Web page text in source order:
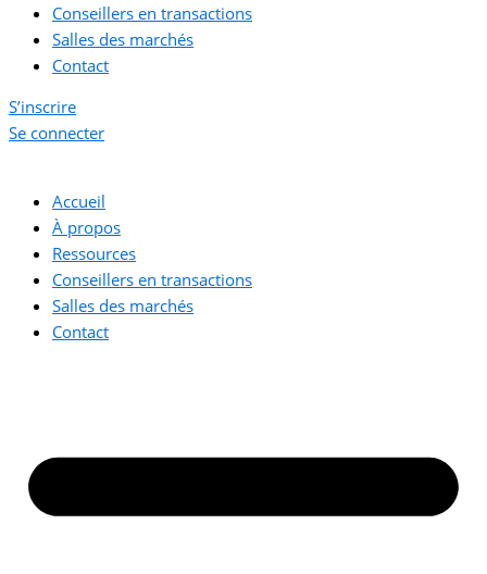
Conseillers en transactions
Salles des marchés
Contact
S’inscrire
Se connecter
Accueil
À propos
Ressources
Conseillers en transactions
Salles des marchés
Contact